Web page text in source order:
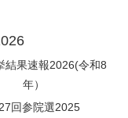
結果速報2026(令和8
年）
回参院選2025